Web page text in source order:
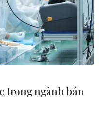
mẽ nếu Mỹ
trong ngành bán